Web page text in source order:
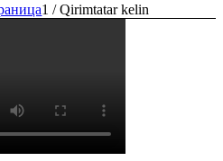
1 / Qirimtatar kelin